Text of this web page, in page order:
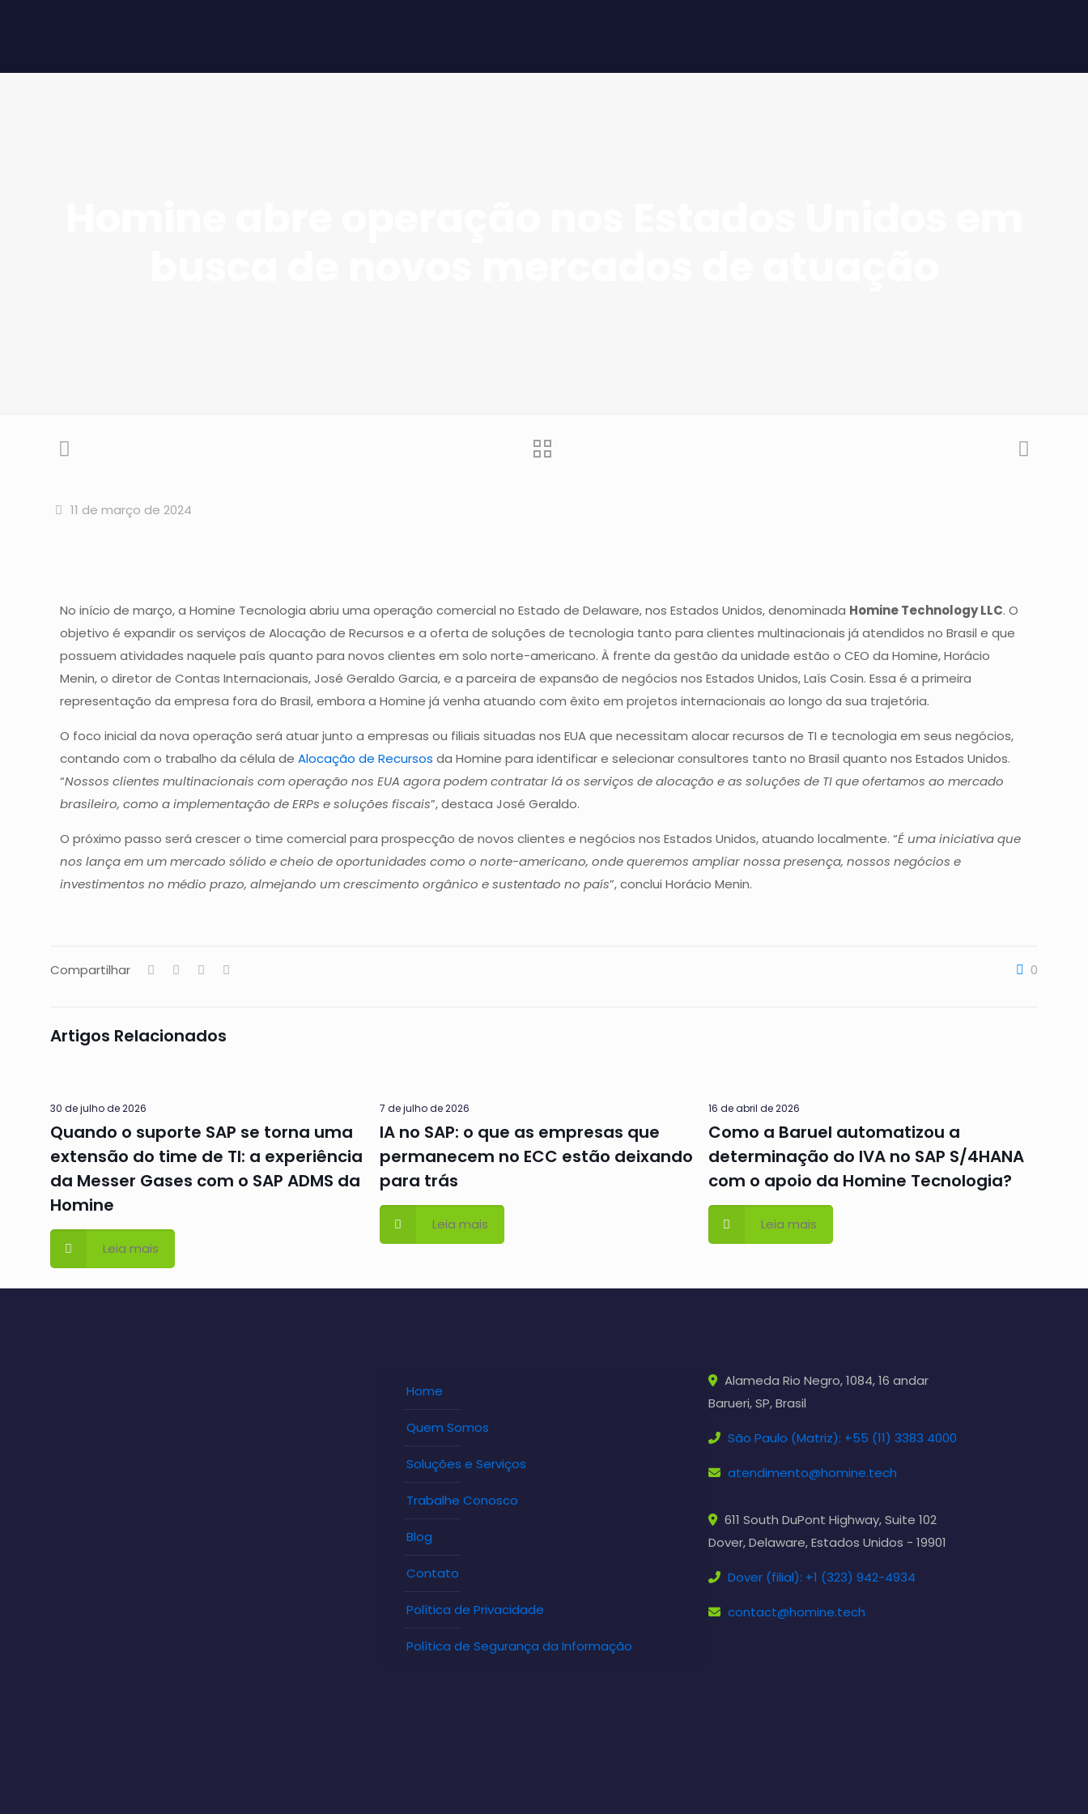
11 de março de 2024
No início de março, a Homine Tecnologia abriu uma operação comercial no Estado de Delaware, nos Estados Unidos, denominada Homine Technology LLC. O
objetivo é expandir os serviços de Alocação de Recursos e a oferta de soluções de tecnologia tanto para clientes multinacionais já atendidos no Brasil e que
possuem atividades naquele país quanto para novos clientes em solo norte-americano. À frente da gestão da unidade estão o CEO da Homine, Horácio
Menin, o diretor de Contas Internacionais, José Geraldo Garcia, e a parceira de expansão de negócios nos Estados Unidos, Laís Cosin. Essa é a primeira
representação da empresa fora do Brasil, embora a Homine já venha atuando com êxito em projetos internacionais ao longo da sua trajetória.
O foco inicial da nova operação será atuar junto a empresas ou filiais situadas nos EUA que necessitam alocar recursos de TI e tecnologia em seus negócios,
contando com o trabalho da célula deAlocação de Recursos da Homine para identificar e selecionar consultores tanto no Brasil quanto nos Estados Unidos.
“Nossos clientes multinacionais com operação nos EUA agora podem contratar lá os serviços de alocação e as soluções de TI que ofertamos ao mercado
brasileiro, como a implementação de ERPs e soluções fiscais”, destaca José Geraldo.
O próximo passo será crescer o time comercial para prospecção de novos clientes e negócios nos Estados Unidos, atuando localmente. “É uma iniciativa que
nos lança em um mercado sólido e cheio de oportunidades como o norte-americano, onde queremos ampliar nossa presença, nossos negócios e
investimentos no médio prazo, almejando um crescimento orgânico e sustentado no país”, conclui Horácio Menin.
Compartilhar 0
Artigos Relacionados
30 de julho de 2026
Quando o suporte SAP se torna uma
extensão do time de TI: a experiência
da Messer Gases com o SAP ADMS da
Homine
Leia mais
7 de julho de 2026
IA no SAP: o que as empresas que
permanecem no ECC estão deixando
para trás
Leia mais
16 de abril de 2026
Como a Baruel automatizou a
determinação do IVA no SAP S/4HANA
com o apoio da Homine Tecnologia?
Leia mais
Home
Quem Somos
Soluções e Serviços
Trabalhe Conosco
Blog
Contato
Política de Privacidade
Política de Segurança da Informação
Alameda Rio Negro, 1084, 16 andar
Barueri, SP, Brasil
São Paulo (Matriz): +55 (11) 3383 4000
atendimento@homine.tech
611 South DuPont Highway, Suite 102
Dover, Delaware, Estados Unidos - 19901
Dover (filial): +1 (323) 942-4934
contact@homine.tech